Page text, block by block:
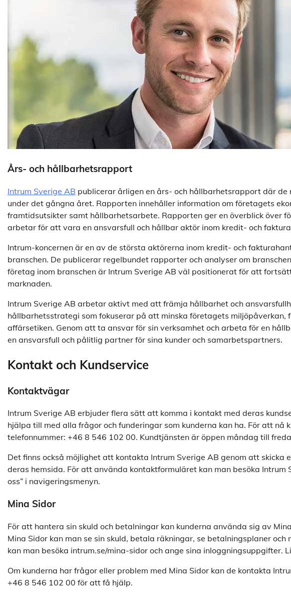
Års- och hållbarhetsrapport
Intrum Sverige AB publicerar årligen en års- och hållbarhetsrapport där
under det gångna året. Rapporten innehåller information om företagets
framtidsutsikter samt hållbarhetsarbete. Rapporten ger en överblick över
arbetar för att vara en ansvarsfull och hållbar aktör inom kredit- och
Intrum-koncernen är en av de största aktörerna inom kredit- och
branschen. De publicerar regelbundet rapporter och analyser om
företag inom branschen är Intrum Sverige AB väl positionerat för att
marknaden.
Intrum Sverige AB arbetar aktivt med att främja hållbarhet och
hållbarhetsstrategi som fokuserar på att minska företagets
affärsetiken. Genom att ta ansvar för sin verksamhet och arbeta för en
en ansvarsfull och pålitlig partner för sina kunder och samarbetspartners.
Kontakt och Kundservice
Kontaktvägar
Intrum Sverige AB erbjuder flera sätt att komma i kontakt med deras
hjälpa till med alla frågor och funderingar som kunderna kan ha. För att nå
telefonnummer: +46 8 546 102 00. Kundtjänsten är öppen måndag till
Det finns också möjlighet att kontakta Intrum Sverige AB genom att
deras hemsida. För att använda kontaktformuläret kan man besöka Intrum
oss” i navigeringsmenyn.
Mina Sidor
För att hantera sin skuld och betalningar kan kunderna använda sig av
Mina Sidor kan man se sin skuld, betala räkningar, se betalningsplaner
kan man besöka intrum.se/mina-sidor och ange sina inloggningsuppgifter.
Om kunderna har frågor eller problem med Mina Sidor kan de kontakta
+46 8 546 102 00 för att få hjälp.